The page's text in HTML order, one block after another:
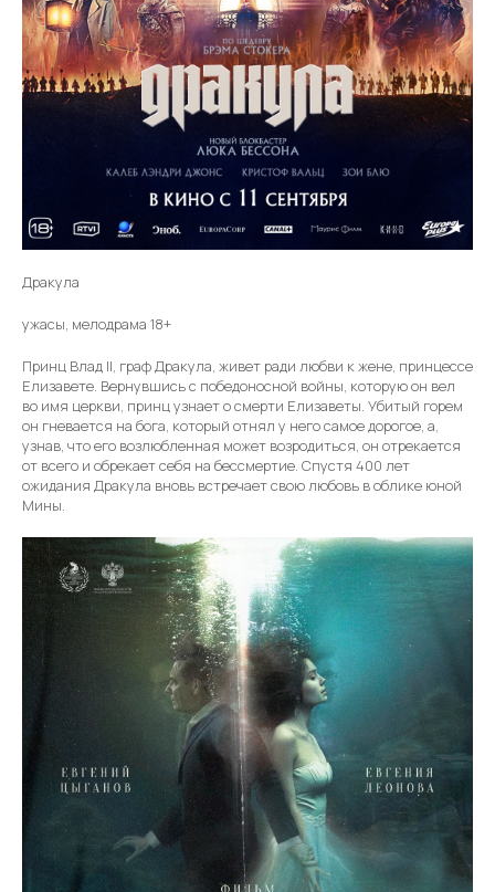
Дракула
ужасы, мелодрама 18+
Принц Влад II, граф Дракула, живет ради любви к жене, принцессе
Елизавете. Вернувшись с победоносной войны, которую он вел
во имя церкви, принц узнает о смерти Елизаветы. Убитый горем
он гневается на бога, который отнял у него самое дорогое, а,
узнав, что его возлюбленная может возродиться, он отрекается
от всего и обрекает себя на бессмертие. Спустя 400 лет
ожидания Дракула вновь встречает свою любовь в облике юной
Мины.